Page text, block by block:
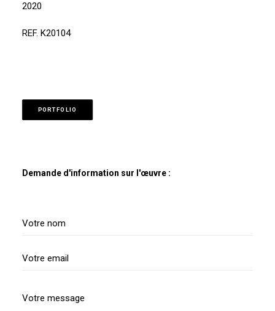
2020
REF. K20104
PORTFOLIO
Demande d'information sur l'œuvre :